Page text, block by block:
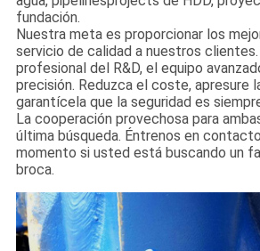
fundación.
Nuestra meta es proporcionar los
servicio de calidad a nuestros
profesional del R&D, el equipo
precisión. Reduzca el coste, apresure
garantícela que la seguridad es
La cooperación provechosa para
última búsqueda. Éntrenos en
momento si usted está buscando un
broca.